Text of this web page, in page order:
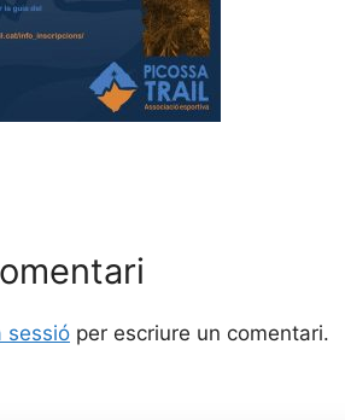
sessió per escriure un comentari.